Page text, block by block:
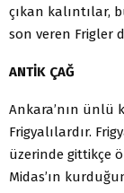
çıkan kalıntılar,
son veren Frigler
ANTİK ÇAĞ
Ankara’nın ünlü
Frigyalılardır.
üzerinde gittikçe
Midas’ın